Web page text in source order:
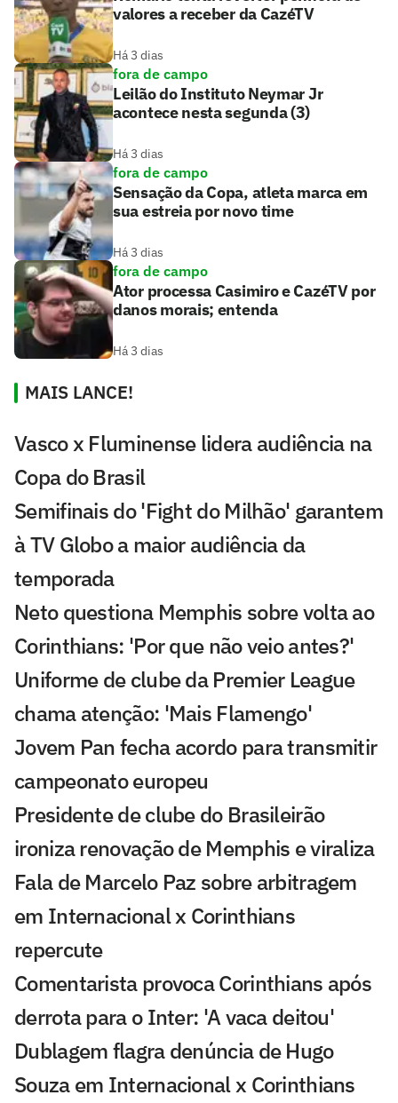
valores a receber da CazéTV
Há 3 dias
fora de campo
Leilão do Instituto Neymar Jr
acontece nesta segunda (3)
Há 3 dias
fora de campo
Sensação da Copa, atleta marca em
sua estreia por novo time
Há 3 dias
fora de campo
Ator processa Casimiro e CazéTV por
danos morais; entenda
Há 3 dias
MAIS LANCE!
Vasco x Fluminense lidera audiência na
Copa do Brasil
Semifinais do 'Fight do Milhão' garantem
à TV Globo a maior audiência da
temporada
Neto questiona Memphis sobre volta ao
Corinthians: 'Por que não veio antes?'
Uniforme de clube da Premier League
chama atenção: 'Mais Flamengo'
Jovem Pan fecha acordo para transmitir
campeonato europeu
Presidente de clube do Brasileirão
ironiza renovação de Memphis e viraliza
Fala de Marcelo Paz sobre arbitragem
em Internacional x Corinthians
repercute
Comentarista provoca Corinthians após
derrota para o Inter: 'A vaca deitou'
Dublagem flagra denúncia de Hugo
Souza em Internacional x Corinthians